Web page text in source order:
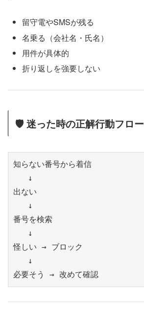
留守電やSMSが残る
名乗る（会社名・氏名）
用件が具体的
折り返しを強要しない
🛡️ 迷った時の正解行動フロー
知らない番号から着信
   ↓
出ない
   ↓
番号を検索
   ↓
怪しい → ブロック
   ↓